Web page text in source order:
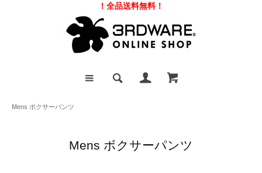
！全品送料無料！
Mens ボクサーパンツ
Mens ボクサーパンツ